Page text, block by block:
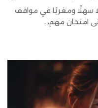
سهلًا ومغريًا في مواقف
امتحان مهم،…